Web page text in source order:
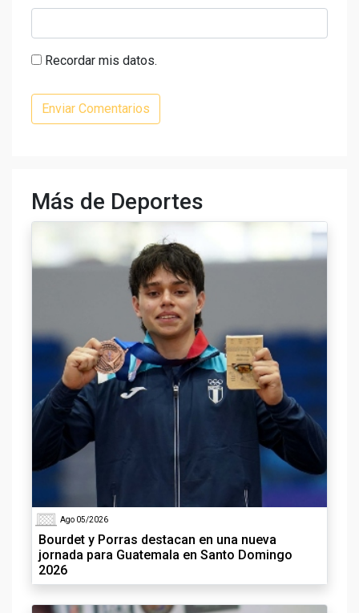
Recordar mis datos.
Más de Deportes
Ago 05/2026
Bourdet y Porras destacan en una nueva
jornada para Guatemala en Santo Domingo
2026